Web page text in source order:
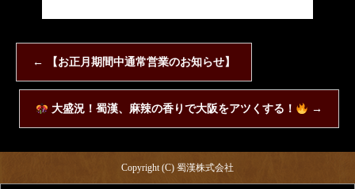
← 【お正月期間中通常営業のお知らせ】
大盛況！蜀漢、麻辣の香りで大阪をアツくする！ →
Copyright (C) 蜀漢株式会社